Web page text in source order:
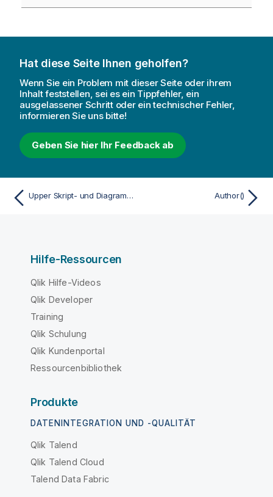
Hat diese Seite Ihnen geholfen?
Wenn Sie ein Problem mit dieser Seite oder ihrem
Inhalt feststellen, sei es ein Tippfehler, ein
ausgelassener Schritt oder ein technischer Fehler,
informieren Sie uns bitte!
Geben Sie hier Ihr Feedback ab
Upper Skript- und Diagrammfunktion Author()
Hilfe-Ressourcen
Qlik Hilfe-Videos
Qlik Developer
Training
Qlik Schulung
Qlik Kundenportal
Ressourcenbibliothek
Produkte
DATENINTEGRATION UND -QUALITÄT
Qlik Talend
Qlik Talend Cloud
Talend Data Fabric